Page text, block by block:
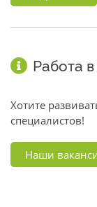
Работа в
Хотите
специалистов!
Наши